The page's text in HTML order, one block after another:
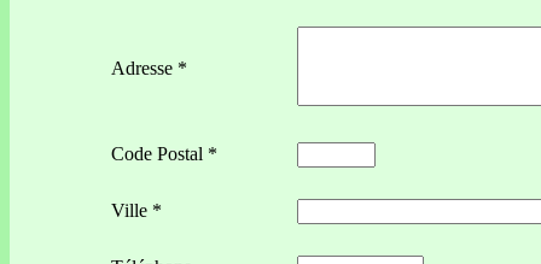
Adresse *
Code Postal *
Ville *